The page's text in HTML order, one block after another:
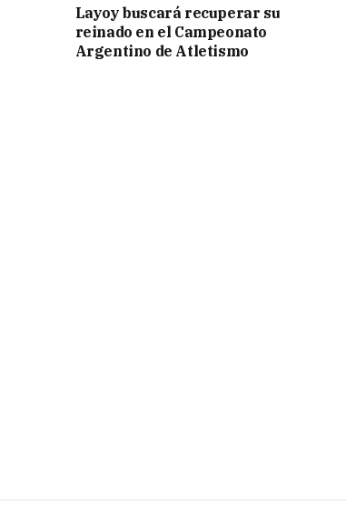
Layoy buscará recuperar su
reinado en el Campeonato
Argentino de Atletismo